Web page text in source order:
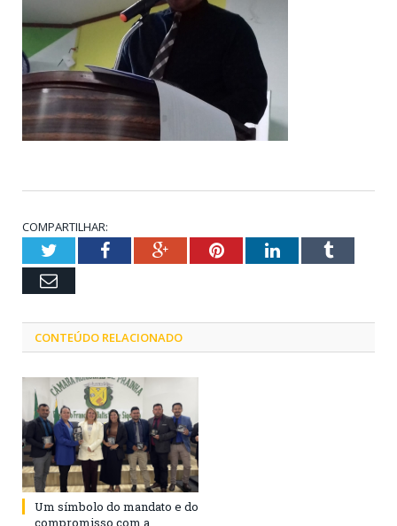
COMPARTILHAR:
TwitterFacebookGoogle+PinterestLinkedInTumblr
Email
CONTEÚDO RELACIONADO
Um símbolo do mandato e do
compromisso com a